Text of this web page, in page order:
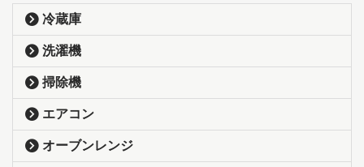
冷蔵庫
洗濯機
掃除機
エアコン
オーブンレンジ